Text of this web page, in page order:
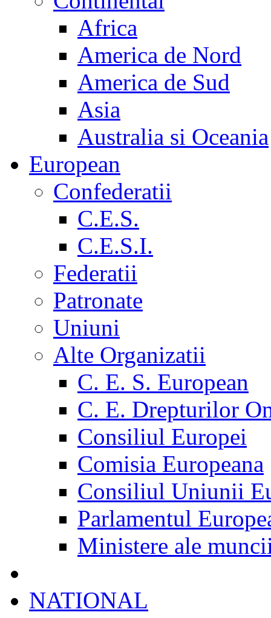
Africa
America de Nord
America de Sud
Asia
Australia si Oceania
European
Confederatii
C.E.S.
C.E.S.I.
Federatii
Patronate
Uniuni
Alte Organizatii
C. E. S. European
C. E. Drepturilor
Consiliul Europei
Comisia Europeana
Consiliul Uniunii
Parlamentul
Ministere ale
NATIONAL